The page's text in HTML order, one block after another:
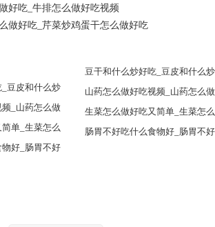
好吃_牛排怎么做好吃视频
做好吃_芹菜炒鸡蛋干怎么做好吃
豆皮和什么炒
_山药怎么做
单_生菜怎么
好_肠胃不好
豆干和什么炒好吃_豆皮和什么炒
山药怎么做好吃视频_山药怎么做
生菜怎么做好吃又简单_生菜怎么
肠胃不好吃什么食物好_肠胃不好